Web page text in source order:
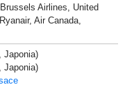
Airlines, United
Air Canada,
Japonia)
Japonia)